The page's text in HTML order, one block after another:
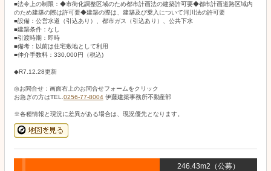
■法令上の制限：◆市街化調整区域のため都市計画法の建築許可要◆都市計画道路区域内
のため建築の際は許可要◆建築の際は、建築及び乗入について河川法の許可要
■設備：公営水道（引込あり）、都市ガス（引込あり）、公共下水
■建築条件：なし
■引渡時期：即時
■備考：以前は住宅敷地として利用
■仲介手数料：330,000円（税込)
◆R7.12.28更新
◎お問合せ：画面右上のお問合せフォームをクリック
お急ぎの方はTEL. 0256-77-8004伊藤建築事務所不動産部
※各種情報と現況に差異がある場合は、現況優先となります。
246.43m2（公募）